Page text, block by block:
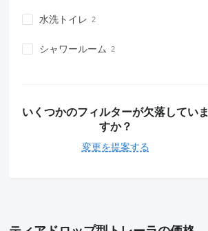
水洗トイレ
シャワールーム
いくつかのフィルターが欠落していま
すか？
変更を提案する